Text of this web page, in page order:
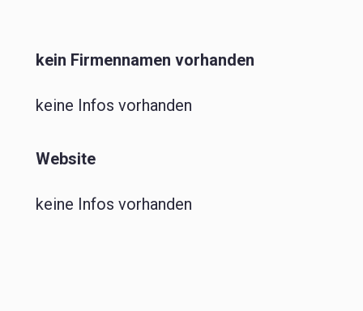
kein Firmennamen vorhanden
keine Infos vorhanden
Website
keine Infos vorhanden